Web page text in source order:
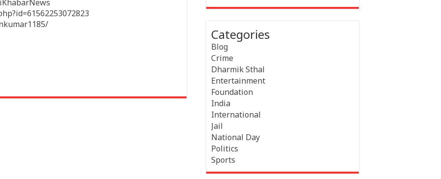
Categories
Blog
Crime
Dharmik Sthal
Entertainment
Foundation
India
International
Jail
National Day
Politics
Sports